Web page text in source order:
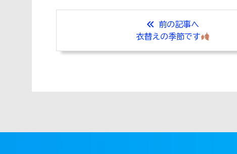
前の記事へ
衣替えの季節です